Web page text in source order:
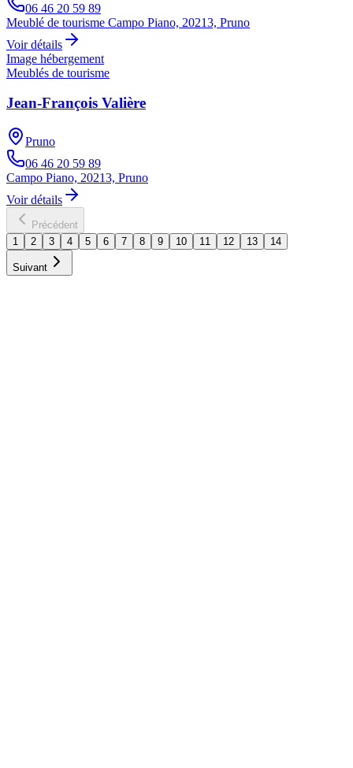
06 46 20 59 89
Meublé de tourisme Campo Piano, 20213, Pruno
Voir détails
Image hébergement
Meublés de tourisme
Jean-François Valière
Pruno
06 46 20 59 89
Campo Piano, 20213, Pruno
Voir détails
Précédent
1
2 3 4 5 6 7 8 9 10 11 12 13 14
Suivant